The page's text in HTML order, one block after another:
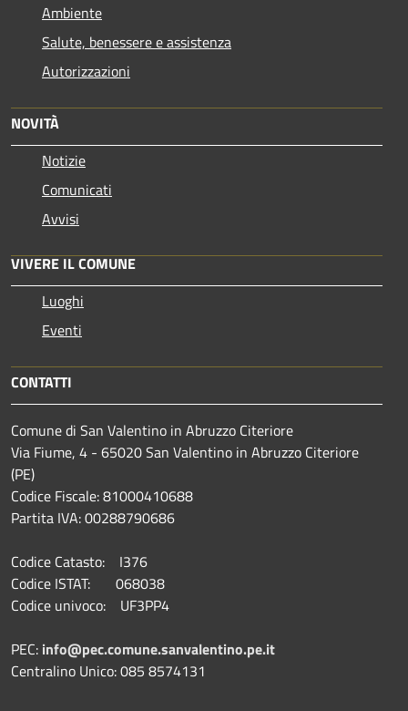
Ambiente
Salute, benessere e assistenza
Autorizzazioni
NOVITÀ
Notizie
Comunicati
Avvisi
VIVERE IL COMUNE
Luoghi
Eventi
CONTATTI
Comune di San Valentino in Abruzzo Citeriore
Via Fiume, 4 - 65020 San Valentino in Abruzzo Citeriore
(PE)
Codice Fiscale: 81000410688
Partita IVA: 00288790686
Codice Catasto: I376
Codice ISTAT: 068038
Codice univoco: UF3PP4
PEC: info@pec.comune.sanvalentino.pe.it
Centralino Unico: 085 8574131